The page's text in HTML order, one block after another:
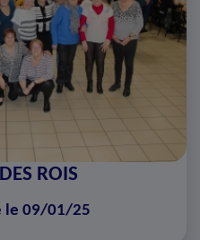
ROIS
le 09/01/25